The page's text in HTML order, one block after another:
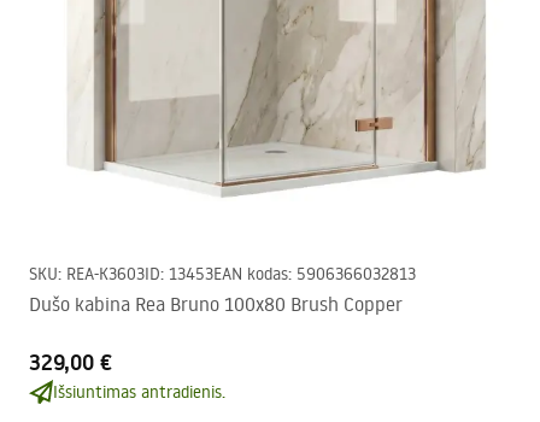
SKU: REA-K3603ID: 13453EAN kodas: 5906366032813
Dušo kabina Rea Bruno 100x80 Brush Copper
329,00 €
Išsiuntimas antradienis.